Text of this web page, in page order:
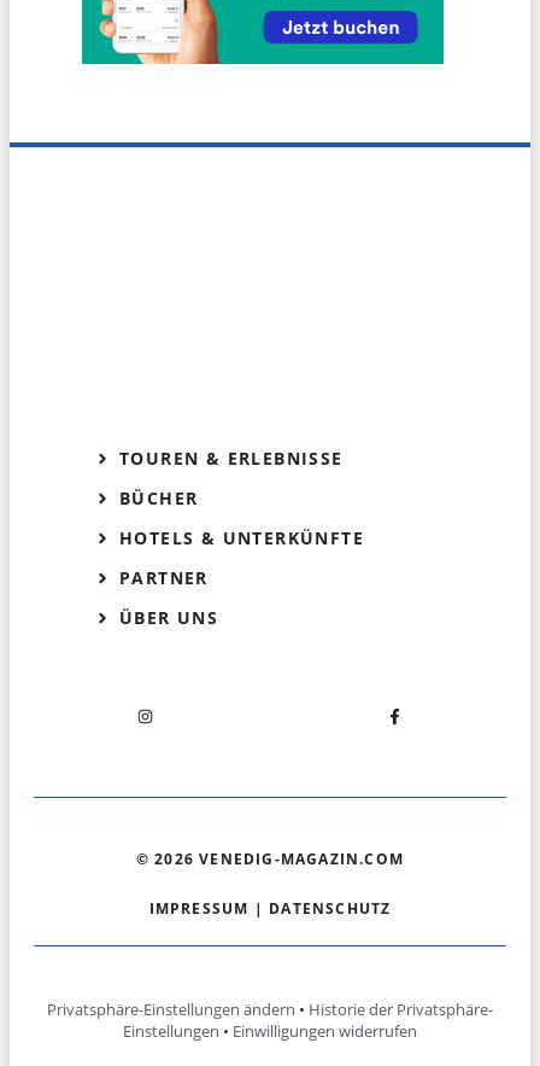
TOUREN & ERLEBNISSE
BÜCHER
HOTELS & UNTERKÜNFTE
PARTNER
ÜBER UNS
© 2026 VENEDIG-MAGAZIN.COM
IMPRESSUM | DATENSCHUTZ
Privatsphäre-Einstellungen ändern • Historie der Privatsphäre-
Einstellungen • Einwilligungen widerrufen